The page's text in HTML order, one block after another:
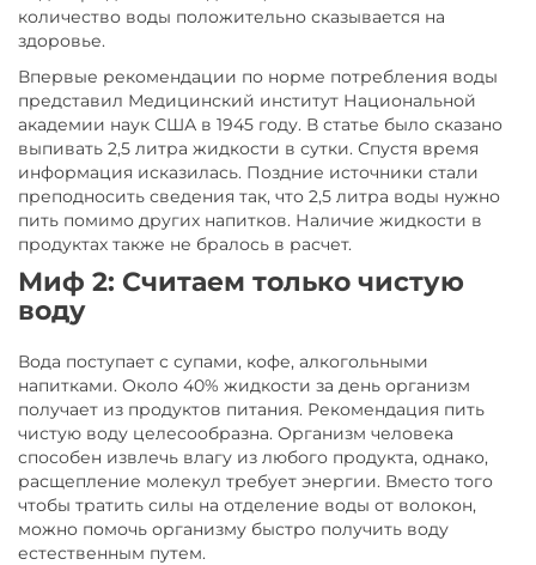
количество воды положительно сказывается на
здоровье.
Впервые рекомендации по норме потребления воды
представил Медицинский институт Национальной
академии наук США в 1945 году. В статье было сказано
выпивать 2,5 литра жидкости в сутки. Спустя время
информация исказилась. Поздние источники стали
преподносить сведения так, что 2,5 литра воды нужно
пить помимо других напитков. Наличие жидкости в
продуктах также не бралось в расчет.
Миф 2: Считаем только чистую
воду
Вода поступает с супами, кофе, алкогольными
напитками. Около 40% жидкости за день организм
получает из продуктов питания. Рекомендация пить
чистую воду целесообразна. Организм человека
способен извлечь влагу из любого продукта, однако,
расщепление молекул требует энергии. Вместо того
чтобы тратить силы на отделение воды от волокон,
можно помочь организму быстро получить воду
естественным путем.